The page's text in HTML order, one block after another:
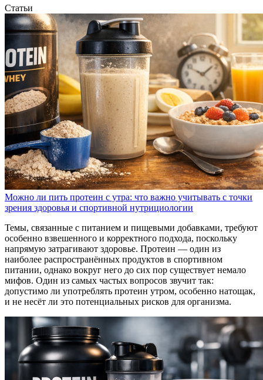
Статьи
Можно ли пить протеин с утра: что важно учитывать с точки
зрения здоровья и спортивной нутрициологии
Темы, связанные с питанием и пищевыми добавками, требуют
особенно взвешенного и корректного подхода, поскольку
напрямую затрагивают здоровье. Протеин — один из
наиболее распространённых продуктов в спортивном
питании, однако вокруг него до сих пор существует немало
мифов. Один из самых частых вопросов звучит так:
допустимо ли употреблять протеин утром, особенно натощак,
и не несёт ли это потенциальных рисков для организма.